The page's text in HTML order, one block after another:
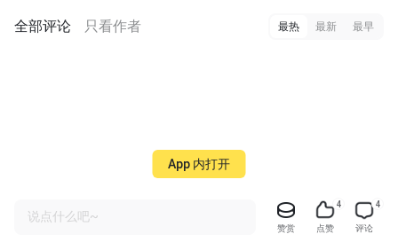
全部评论 只看作者 最热 最新 最早
说点什么吧~
赞赏
4
点赞
4
评论
App 内打开